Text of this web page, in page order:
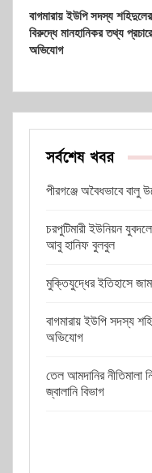
বাগমারায় ইউপি সদস্য শহিদুলের
বিরুদ্ধে মানহানিকর তথ্য
অভিযোগ
সর্বশেষ খবর
পীরগঞ্জে অবৈধভাবে বালু
চরপুটিমারী ইউনিয়ন
আবু হানিফ বুলবুল
মুক্তিযুদ্ধের ইতিহাসে
বাগমারায় ইউপি সদস্য
অভিযোগ
তেল আমদানির নীতিমালা
জ্বালানি বিভাগ